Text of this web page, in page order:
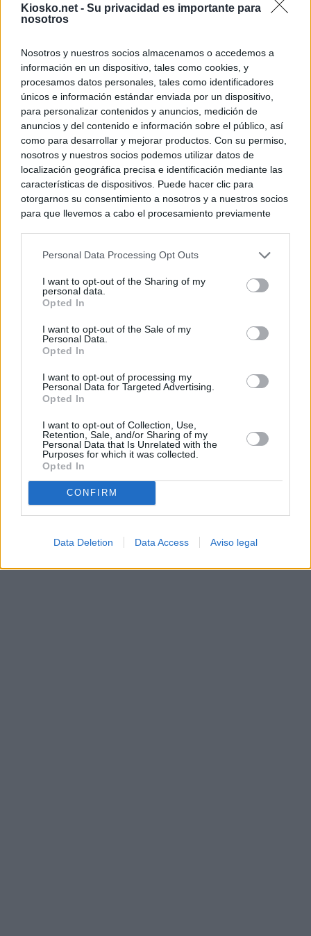
Kiosko.net - Su privacidad es importante para
nosotros
Nosotros y nuestros socios almacenamos o accedemos a
información en un dispositivo, tales como cookies, y
procesamos datos personales, tales como identificadores
únicos e información estándar enviada por un dispositivo,
para personalizar contenidos y anuncios, medición de
anuncios y del contenido e información sobre el público, así
como para desarrollar y mejorar productos. Con su permiso,
nosotros y nuestros socios podemos utilizar datos de
localización geográfica precisa e identificación mediante las
características de dispositivos. Puede hacer clic para
otorgarnos su consentimiento a nosotros y a nuestros socios
para que llevemos a cabo el procesamiento previamente
negar su consentimiento. Tenga en cuenta que algún
de su consentimiento, pero usted tiene el derecho de
rechazar tal procesamiento. Sus preferencias se aplicarán
cualquier momento entrando de nuevo en este sitio web o
visitando nuestra política de privacidad.
Personal Data Processing Opt Outs
I want to opt-out of the Sharing of my
personal data.
Opted In
I want to opt-out of the Sale of my
Personal Data.
Opted In
I want to opt-out of processing my
Personal Data for Targeted Advertising.
Opted In
I want to opt-out of Collection, Use,
Retention, Sale, and/or Sharing of my
Personal Data that Is Unrelated with the
Purposes for which it was collected.
Opted In
CONFIRM
Data Deletion Data Access Aviso legal